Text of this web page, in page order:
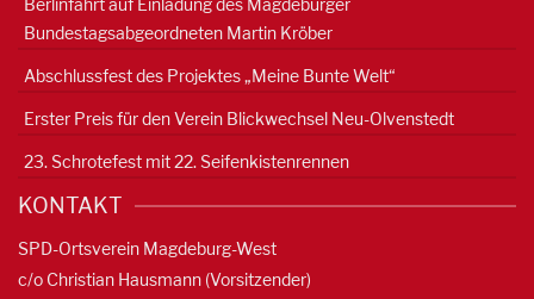
Berlinfahrt auf Einladung des Magdeburger
Bundestagsabgeordneten Martin Kröber
Abschlussfest des Projektes „Meine Bunte Welt“
Erster Preis für den Verein Blickwechsel Neu-Olvenstedt
23. Schrotefest mit 22. Seifenkistenrennen
KONTAKT
SPD-Ortsverein Magdeburg-West
c/o Christian Hausmann (Vorsitzender)